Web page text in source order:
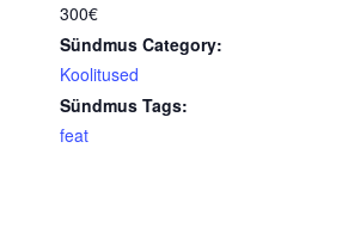
300€
Sündmus Category:
Koolitused
Sündmus Tags:
feat